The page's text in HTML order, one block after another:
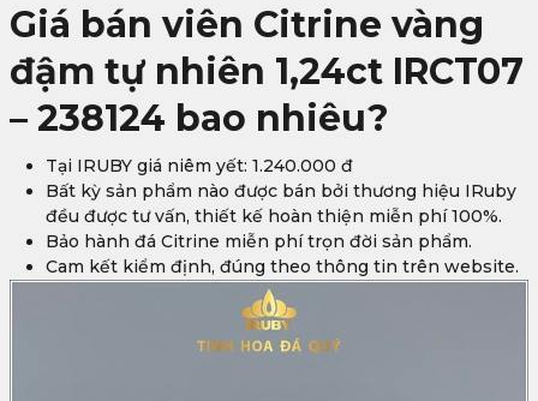
Giá bán viên Citrine vàng
đậm tự nhiên 1,24ct IRCT07
– 238124 bao nhiêu?
Tại IRUBY giá niêm yết: 1.240.000 đ
Bất kỳ sản phẩm nào được bán bởi thương hiệu IRuby
đều được tư vấn, thiết kế hoàn thiện miễn phí 100%.
Bảo hành đá Citrine miễn phí trọn đời sản phẩm.
Cam kết kiểm định, đúng theo thông tin trên website.